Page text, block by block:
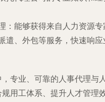
：能够获得来自人力资源
遣、外包等服务，快速响
专业、可靠的人事代理与
用工体系、提升人才管